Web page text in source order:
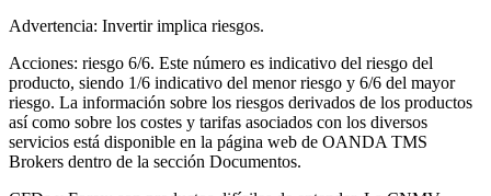
Advertencia: Invertir implica riesgos.
Acciones: riesgo 6/6. Este número es indicativo del riesgo del
producto, siendo 1/6 indicativo del menor riesgo y 6/6 del mayor
riesgo. La información sobre los riesgos derivados de los productos
así como sobre los costes y tarifas asociados con los diversos
servicios está disponible en la página web de OANDA TMS
Brokers dentro de la sección Documentos.